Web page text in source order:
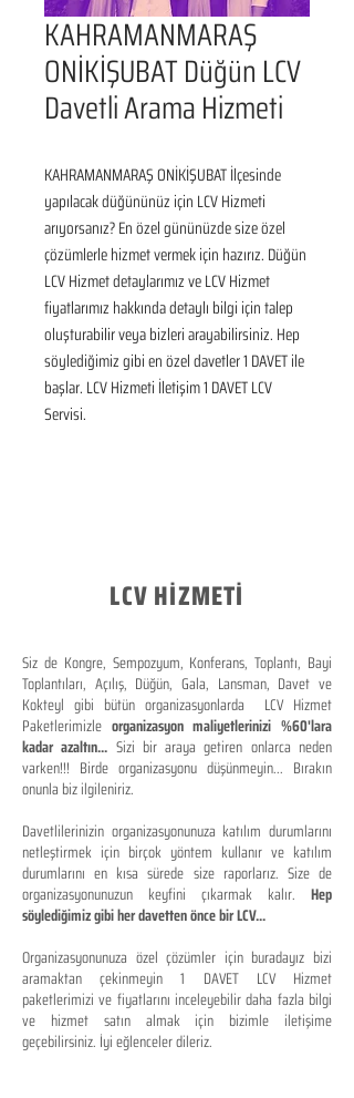
KAHRAMANMARAŞ
ONİKİŞUBAT Düğün LCV
Davetli Arama Hizmeti
KAHRAMANMARAŞ ONİKİŞUBAT İlçesinde
yapılacak düğününüz için LCV Hizmeti
arıyorsanız? En özel gününüzde size özel
çözümlerle hizmet vermek için hazırız. Düğün
LCV Hizmet detaylarımız ve LCV Hizmet
fiyatlarımız hakkında detaylı bilgi için talep
oluşturabilir veya bizleri arayabilirsiniz. Hep
söylediğimiz gibi en özel davetler 1 DAVET ile
başlar. LCV Hizmeti İletişim 1 DAVET LCV
Servisi.
LCV HİZMETİ
Siz de Kongre, Sempozyum, Konferans, Toplantı, Bayi
Toplantıları, Açılış, Düğün, Gala, Lansman, Davet ve
Kokteyl gibi bütün organizasyonlarda LCV Hizmet
Paketlerimizle organizasyon maliyetlerinizi %60'lara
kadar azaltın... Sizi bir araya getiren onlarca neden
varken!!! Birde organizasyonu düşünmeyin... Bırakın
onunla biz ilgileniriz.
Davetlilerinizin organizasyonunuza katılım durumlarını
netleştirmek için birçok yöntem kullanır ve katılım
durumlarını en kısa sürede size raporlarız. Size de
organizasyonunuzun keyfini çıkarmak kalır. Hep
söylediğimiz gibi her davetten önce bir LCV...
Organizasyonunuza özel çözümler için buradayız bizi
aramaktan çekinmeyin 1 DAVET LCV Hizmet
paketlerimizi ve fiyatlarını inceleyebilir daha fazla bilgi
ve hizmet satın almak için bizimle iletişime
geçebilirsiniz. İyi eğlenceler dileriz.